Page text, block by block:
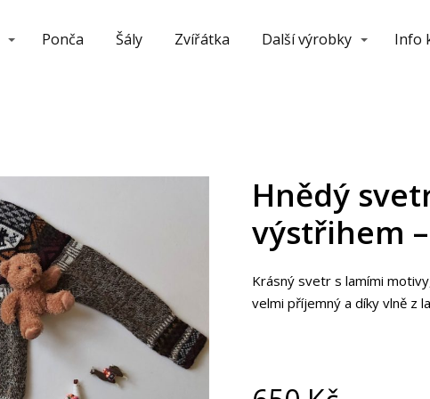
Ponča Šály Zvířátka Další výrobky Info
Hnědý
výstřihem
Krásný svetr s lamími
velmi příjemný a díky vlně z